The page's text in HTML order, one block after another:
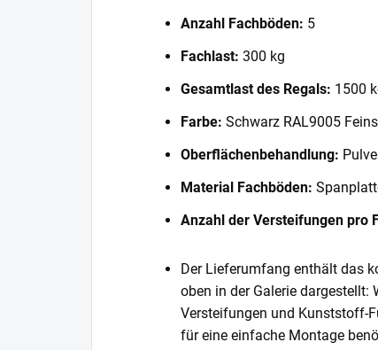
Anzahl Fachböden: 5
Fachlast: 300 kg
Gesamtlast des Regals: 1500
Farbe: Schwarz RAL9005
Oberflächenbehandlung:
Material Fachböden:
Anzahl der Versteifungen pro
Der Lieferumfang enthält das
oben in der Galerie dargestellt:
Versteifungen und Kunststoff-
für eine einfache Montage